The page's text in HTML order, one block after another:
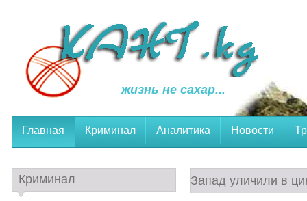
жизнь не сахар...
Главная Криминал Аналитика Новости
Запад уличили в
Криминал